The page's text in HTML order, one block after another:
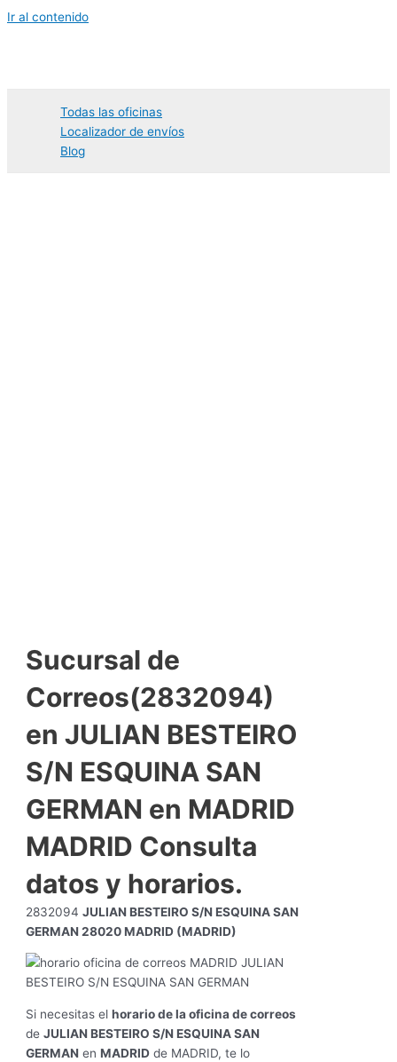
Ir al contenido
Todas las oficinas
Localizador de envíos
Blog
Sucursal de
Correos(2832094)
en JULIAN BESTEIRO
S/N ESQUINA SAN
GERMAN en MADRID
MADRID Consulta
datos y horarios.
2832094JULIAN BESTEIRO S/N ESQUINA SAN
GERMAN 28020 MADRID (MADRID)
Si necesitas elhorario de la oficina de correos
deJULIAN BESTEIRO S/N ESQUINA SAN
GERMAN enMADRID de MADRID, te lo